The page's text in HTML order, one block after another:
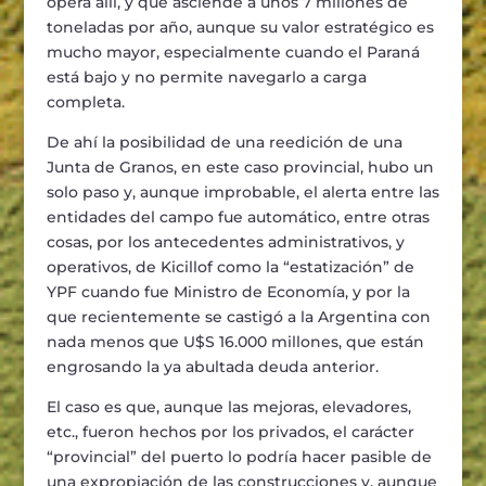
toneladas por año, aunque su valor estratégico es
mucho mayor, especialmente cuando el Paraná
está bajo y no permite navegarlo a carga
completa.
De ahí la posibilidad de una reedición de una
Junta de Granos, en este caso provincial, hubo un
solo paso y, aunque improbable, el alerta entre las
entidades del campo fue automático, entre otras
cosas, por los antecedentes administrativos, y
operativos, de Kicillof como la “estatización” de
YPF cuando fue Ministro de Economía, y por la
que recientemente se castigó a la Argentina con
nada menos que U$S 16.000 millones, que están
engrosando la ya abultada deuda anterior.
El caso es que, aunque las mejoras, elevadores,
etc., fueron hechos por los privados, el carácter
“provincial” del puerto lo podría hacer pasible de
una expropiación de las construcciones y, aunque